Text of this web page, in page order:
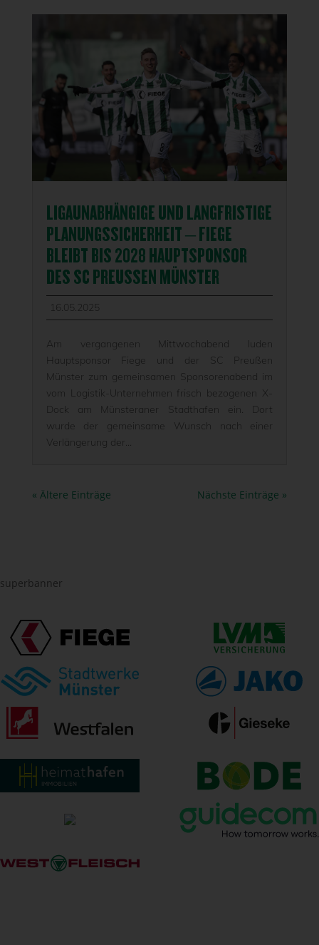
LIGAUNABHÄNGIGE UND LANGFRISTIGE
PLANUNGSSICHERHEIT – FIEGE
BLEIBT BIS 2028 HAUPTSPONSOR
DES SC PREUSSEN MÜNSTER
16.05.2025
Am vergangenen Mittwochabend luden
Hauptsponsor Fiege und der SC Preußen
Münster zum gemeinsamen Sponsorenabend im
vom Logistik-Unternehmen frisch bezogenen X-
Dock am Münsteraner Stadthafen ein. Dort
wurde der gemeinsame Wunsch nach einer
Verlängerung der...
« Ältere Einträge Nächste Einträge »
superbanner